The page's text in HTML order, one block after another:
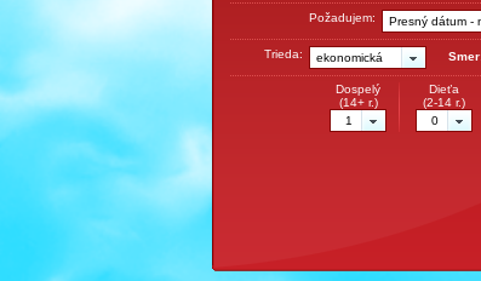
Požadujem: Presný dátum -
Trieda: ekonomická
Dospelý
(14+ r.)
1
Dieťa
(2-14 r.)
0